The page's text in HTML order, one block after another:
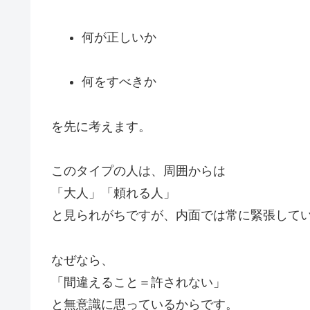
何が正しいか
何をすべきか
を先に考えます。
このタイプの人は、周囲からは
「大人」「頼れる人」
と見られがちですが、内面では常に緊張して
なぜなら、
「間違えること＝許されない」
と無意識に思っているからです。